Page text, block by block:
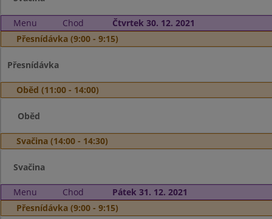
Menu Chod
Čtvrtek 30. 12. 2021
Přesnídávka (9:00 - 9:15)
Přesnídávka
Oběd (11:00 - 14:00)
Oběd
Svačina (14:00 - 14:30)
Svačina
Menu Chod
Pátek 31. 12. 2021
Přesnídávka (9:00 - 9:15)